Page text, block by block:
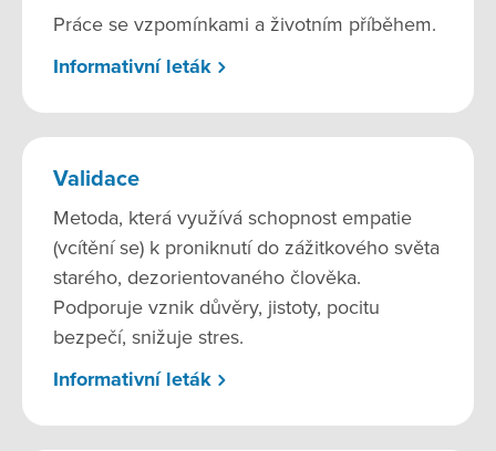
Práce se vzpomínkami a životním příběhem.
Informativní leták
Validace
Metoda, která využívá schopnost empatie
(vcítění se) k proniknutí do zážitkového světa
starého, dezorientovaného člověka.
Podporuje vznik důvěry, jistoty, pocitu
bezpečí, snižuje stres.
Informativní leták